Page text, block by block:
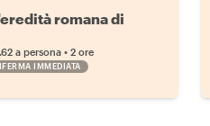
romana di
a persona • 2 ore
IMMEDIATA